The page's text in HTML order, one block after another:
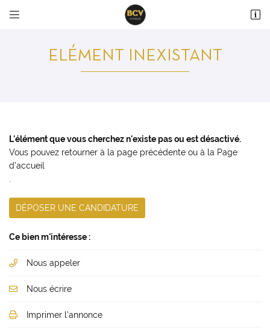
 
36 avenue du Maréchal Maunoury
02 37 99 93 28
En cochant cette case, vous consentez à recevoir nos propositions commerciales à
l'adresse email indiqué ci-dessus. Vous pouvez vous désinscrire à tout moment en
ELÉMENT INEXISTANT
L'élément que vous cherchez n'existe pas ou est désactivé.
Vous pouvez retourner à la page précédente ou à la Page
d'accueil
DÉPOSER UNE CANDIDATURE
Ce bien m'intéresse :
Nous appeler
Nous écrire
Imprimer l'annonce